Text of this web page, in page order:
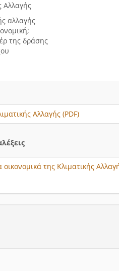
Αλλαγής
αλλαγής
της δράσης
Αλλαγής (PDF)
της Κλιματικής